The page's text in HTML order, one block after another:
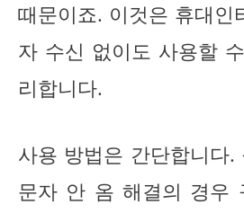
때문이죠. 이것은 휴대인
자 수신 없이도 사용할
리합니다.
사용 방법은 간단합니다
문자 안 옴 해결의 경우